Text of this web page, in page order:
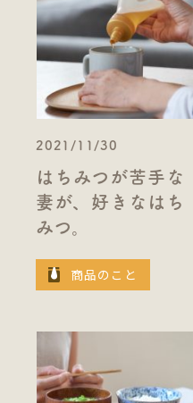
2021/11/30
はちみつが苦手な
妻が、好きなはち
みつ。
商品のこと